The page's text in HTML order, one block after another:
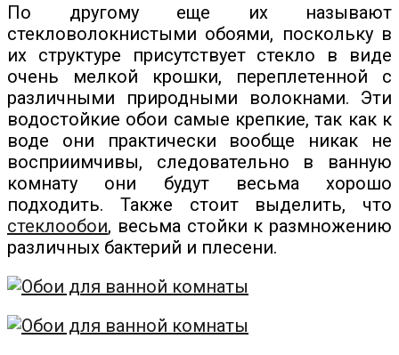
По другому еще их называют
стекловолокнистыми обоями, поскольку в
их структуре присутствует стекло в виде
очень мелкой крошки, переплетенной с
различными природными волокнами. Эти
водостойкие обои самые крепкие, так как к
воде они практически вообще никак не
восприимчивы, следовательно в ванную
комнату они будут весьма хорошо
подходить. Также стоит выделить, что
стеклообои, весьма стойки к размножению
различных бактерий и плесени.